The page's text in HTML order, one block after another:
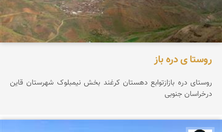
روستا ی دره باز
روستای دره بازازتوابع دهستان کرغند بخش نیمبلوک شهرستان قاین
درخراسان جنوبی